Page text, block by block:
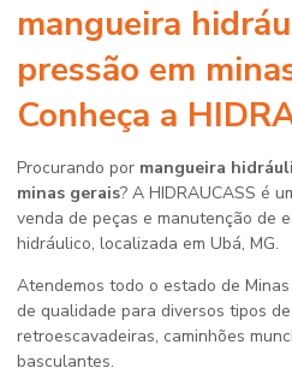
mangueira
pressão em
Conheça a
Procurando por mangueira
minas gerais? A HIDRAUCASS é
venda de peças e manutenção de
hidráulico, localizada em Ubá, MG.
Atendemos todo o estado de
de qualidade para diversos tipos
retroescavadeiras, caminhões
basculantes.